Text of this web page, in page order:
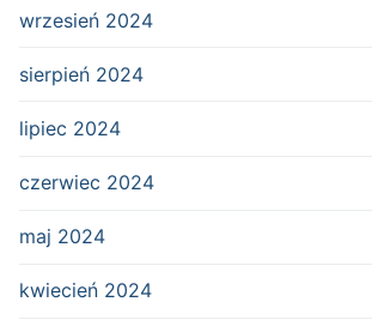
wrzesień 2024
sierpień 2024
lipiec 2024
czerwiec 2024
maj 2024
kwiecień 2024